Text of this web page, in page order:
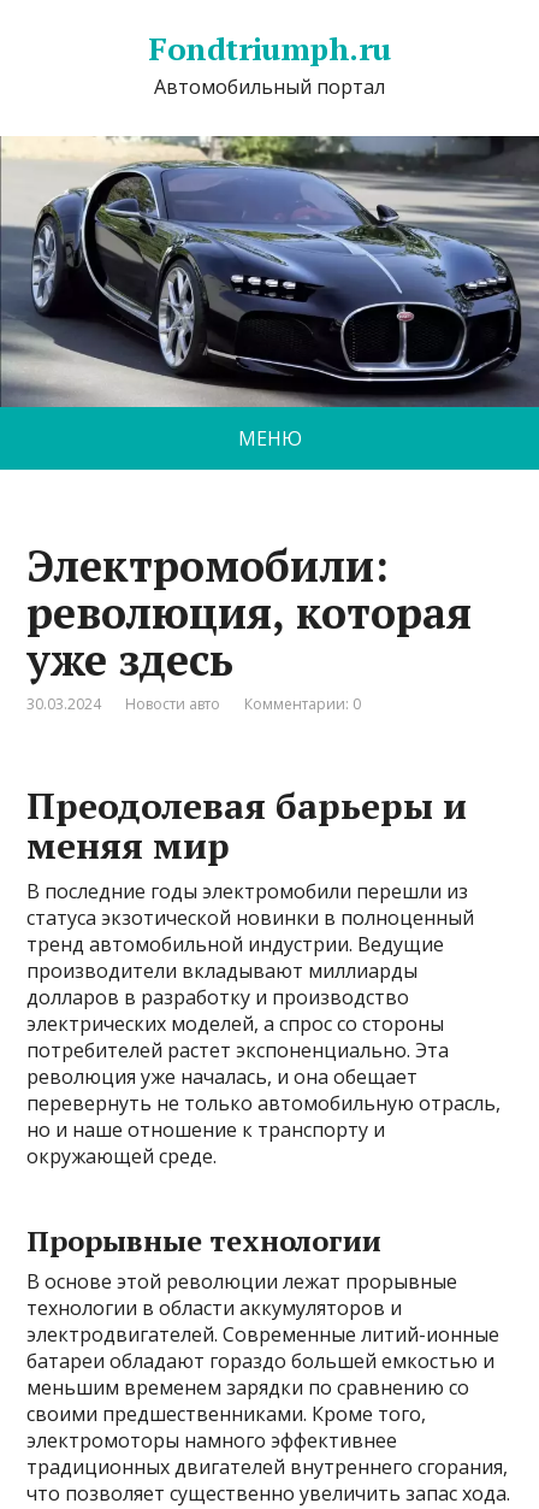
Fondtriumph.ru
Автомобильный портал
МЕНЮ
Электромобили:
революция, которая
уже здесь
30.03.2024 Новости авто Комментарии: 0
Преодолевая барьеры и
меняя мир
В последние годы электромобили перешли из
статуса экзотической новинки в полноценный
тренд автомобильной индустрии. Ведущие
производители вкладывают миллиарды
долларов в разработку и производство
электрических моделей, а спрос со стороны
потребителей растет экспоненциально. Эта
революция уже началась, и она обещает
перевернуть не только автомобильную отрасль,
но и наше отношение к транспорту и
окружающей среде.
Прорывные технологии
В основе этой революции лежат прорывные
технологии в области аккумуляторов и
электродвигателей. Современные литий-ионные
батареи обладают гораздо большей емкостью и
меньшим временем зарядки по сравнению со
своими предшественниками. Кроме того,
электромоторы намного эффективнее
традиционных двигателей внутреннего сгорания,
что позволяет существенно увеличить запас хода.